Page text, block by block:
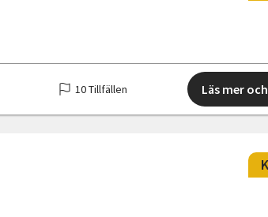
10 Tillfällen Läs mer